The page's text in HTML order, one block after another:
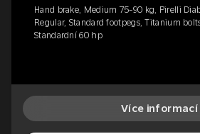
Hand brake, Medium 75-90 kg, Pirelli
Regular, Standard footpegs, Titanium
Standardní 60 hp
Více informací